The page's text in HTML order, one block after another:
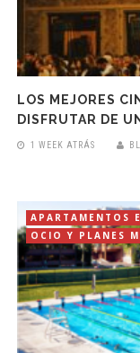
LOS MEJORES
DISFRUTAR DE
1 WEEK ATRÁS
APARTAMENTOS
OCIO Y PLANES